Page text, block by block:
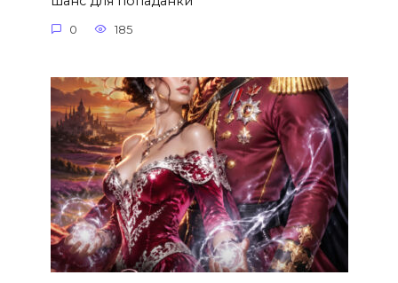
0 185